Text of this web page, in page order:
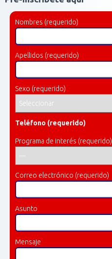
Nombres (requerido)
Apellidos (requerido)
Sexo (requerido)
Teléfono (requerido)
Programa de interés (requerido)
Correo electrónico (requerido)
Asunto
Mensaje